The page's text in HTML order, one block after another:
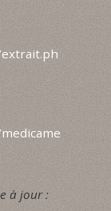
à jour :